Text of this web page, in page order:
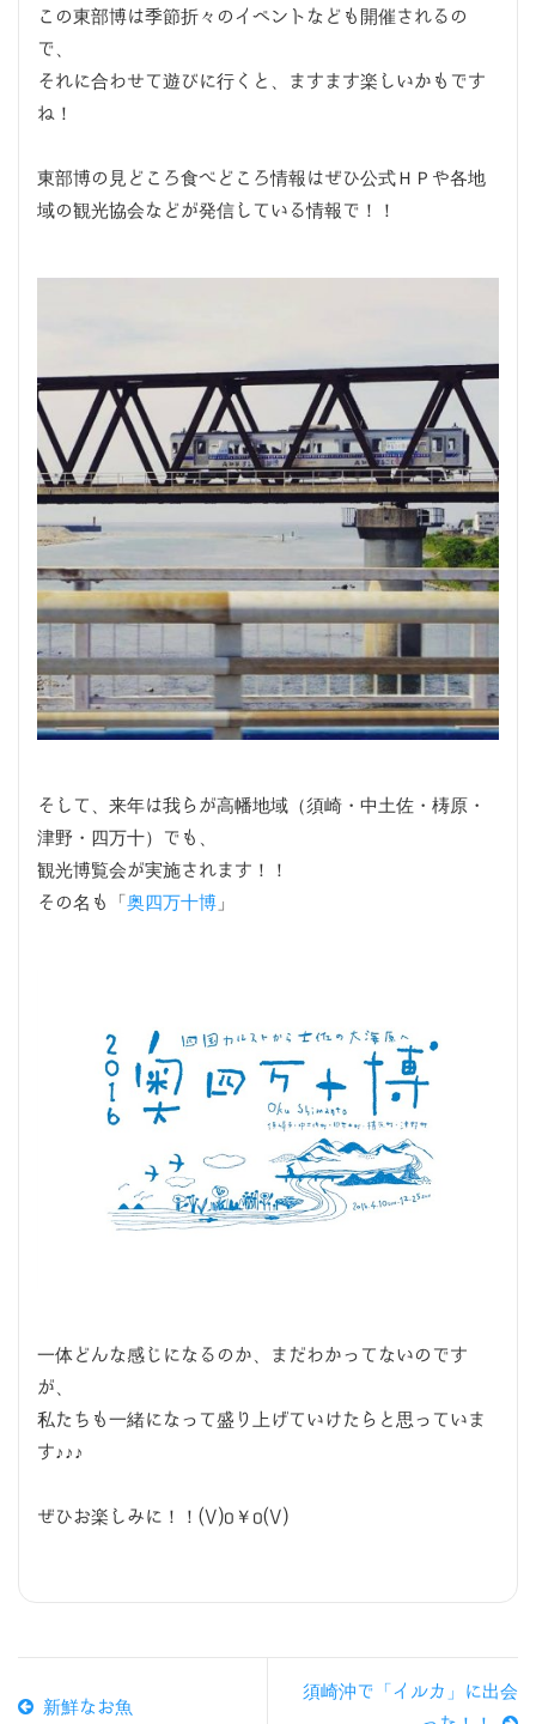
この東部博は季節折々のイベントなども開催されるの
で、
それに合わせて遊びに行くと、ますます楽しいかもです
ね！
東部博の見どころ食べどころ情報はぜひ公式ＨＰや各地
域の観光協会などが発信している情報で！！
そして、来年は我らが高幡地域（須崎・中土佐・梼原・
津野・四万十）でも、
観光博覧会が実施されます！！
その名も「 奥四万十博 」
一体どんな感じになるのか、まだわかってないのです
が、
私たちも一緒になって盛り上げていけたらと思っていま
す♪♪♪
ぜひお楽しみに！！(V)o￥o(V)
新鮮なお魚
須崎沖で「イルカ」に出会